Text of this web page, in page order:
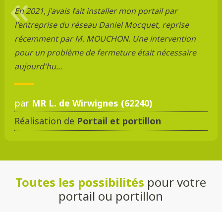
En 2021, j'avais fait installer mon portail par
l'entreprise du réseau Daniel Mocquet, reprise
récemment par M. MOUCHON. Une intervention
pour un problème de fermeture était nécessaire
aujourd'hu...
par MR L. de Wirwignes (62240)
Réalisation de Portail et portillon
Toutes les possibilités pour votre
portail ou portillon
DMC 304
DMC 305